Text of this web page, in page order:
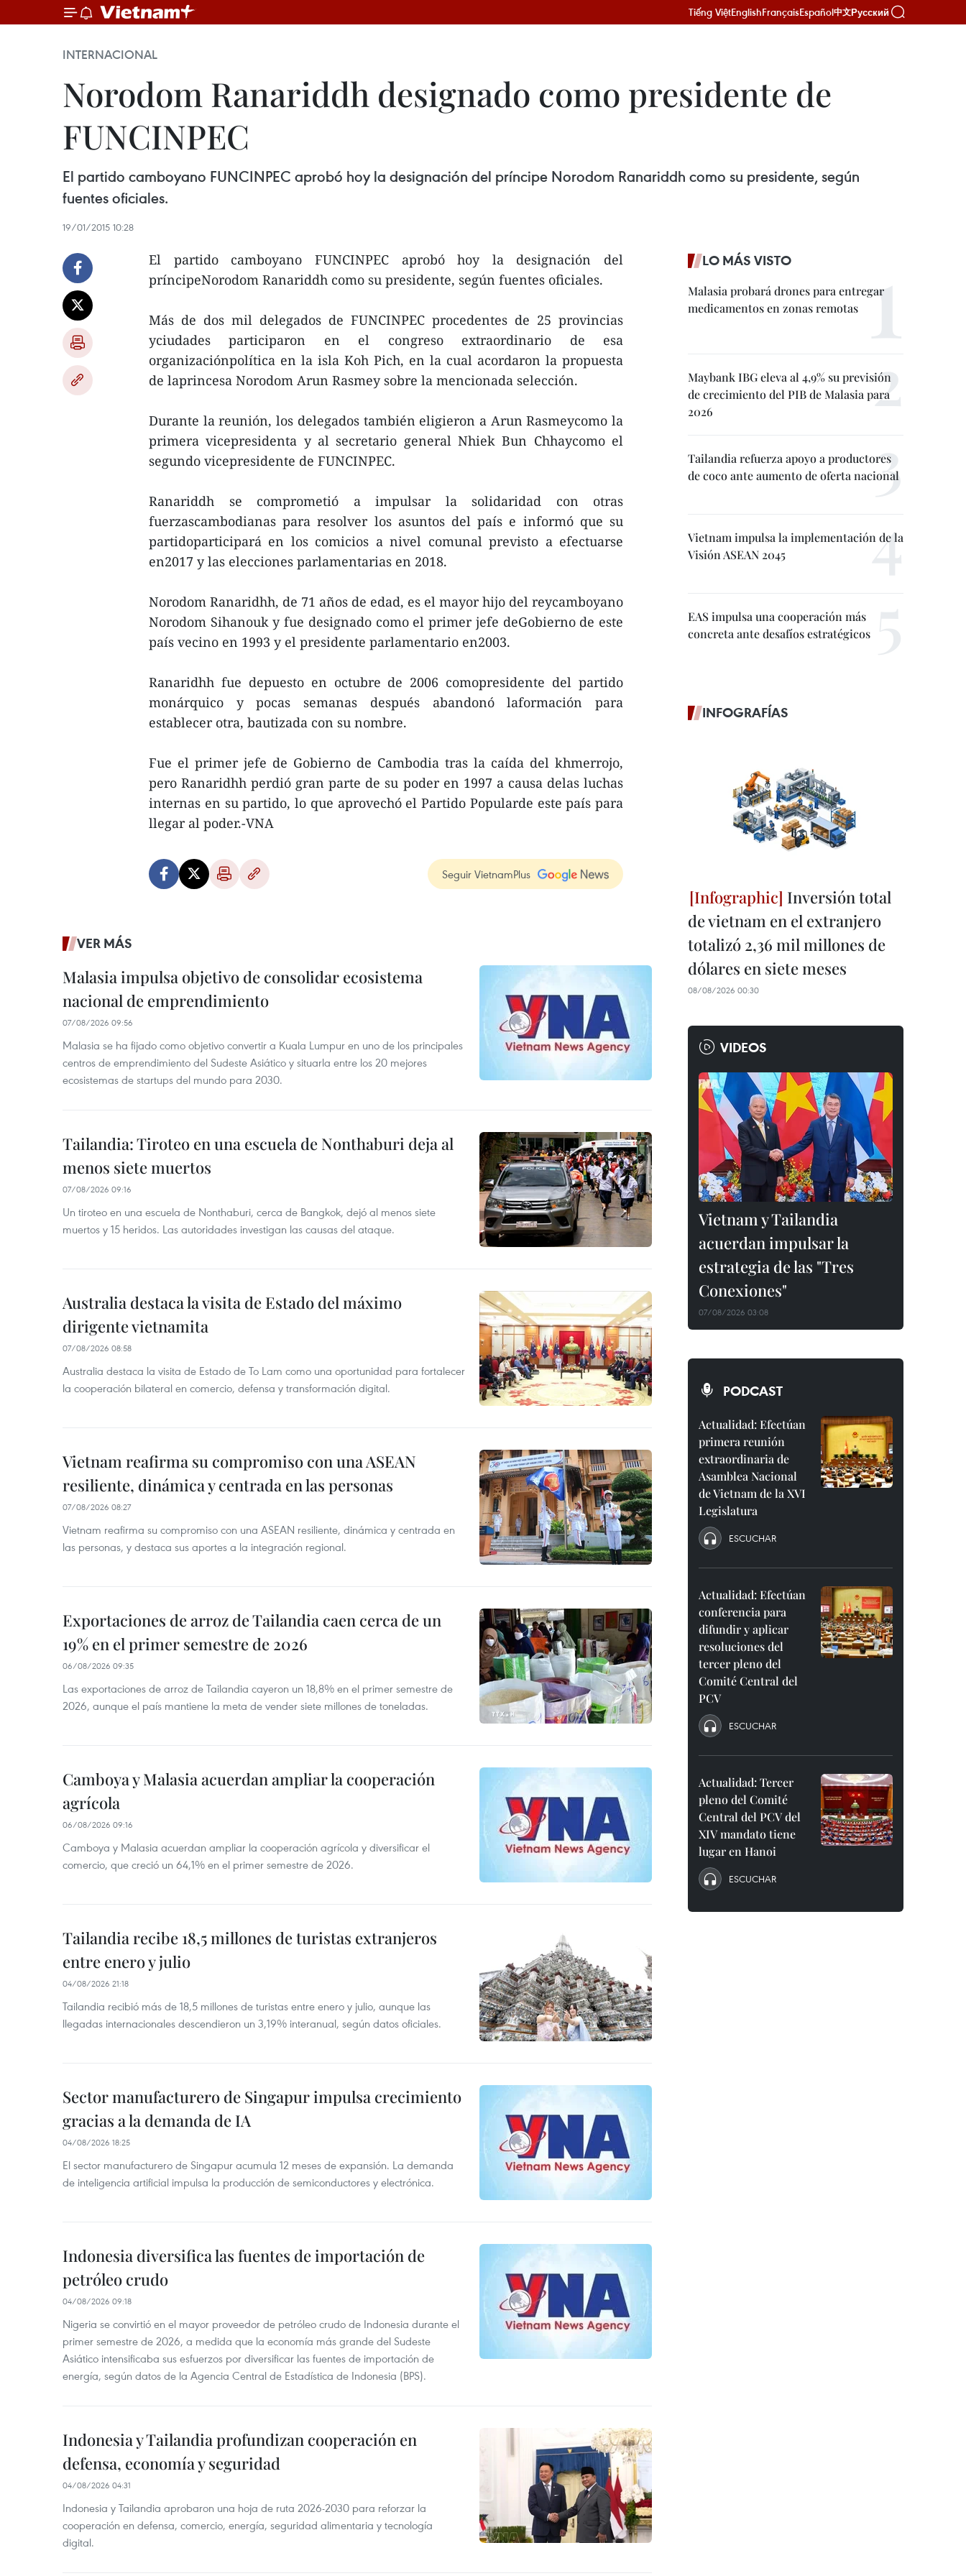
Tiếng ViệtEnglishFrançaisEspañol中文Русский
INTERNACIONAL
Norodom Ranariddh designado como presidente de
FUNCINPEC
El partido camboyano FUNCINPEC aprobó hoy la designación del príncipe Norodom Ranariddh como su presidente, según
fuentes oficiales.
19/01/2015 10:28
El partido camboyano FUNCINPEC aprobó hoy la designación del
príncipeNorodom Ranariddh como su presidente, según fuentes oficiales.
Más de dos mil delegados de FUNCINPEC procedentes de 25 provincias
yciudades participaron en el congreso extraordinario de esa
organizaciónpolítica en la isla Koh Pich, en la cual acordaron la propuesta
de laprincesa Norodom Arun Rasmey sobre la mencionada selección.
Durante la reunión, los delegados también eligieron a Arun Rasmeycomo la
primera vicepresidenta y al secretario general Nhiek Bun Chhaycomo el
segundo vicepresidente de FUNCINPEC.
Ranariddh se comprometió a impulsar la solidaridad con otras
fuerzascambodianas para resolver los asuntos del país e informó que su
partidoparticipará en los comicios a nivel comunal previsto a efectuarse
en2017 y las elecciones parlamentarias en 2018.
Norodom Ranaridhh, de 71 años de edad, es el mayor hijo del reycamboyano
Norodom Sihanouk y fue designado como el primer jefe deGobierno de este
país vecino en 1993 y el presidente parlamentario en2003.
Ranaridhh fue depuesto en octubre de 2006 comopresidente del partido
monárquico y pocas semanas después abandonó laformación para
establecer otra, bautizada con su nombre.
Fue el primer jefe de Gobierno de Cambodia tras la caída del khmerrojo,
pero Ranaridhh perdió gran parte de su poder en 1997 a causa delas luchas
internas en su partido, lo que aprovechó el Partido Popularde este país para
llegar al poder.-VNA
Seguir VietnamPlus
VER MÁS
Malasia impulsa objetivo de consolidar ecosistema
nacional de emprendimiento
07/08/2026 09:56
Malasia se ha fijado como objetivo convertir a Kuala Lumpur en uno de los principales
centros de emprendimiento del Sudeste Asiático y situarla entre los 20 mejores
ecosistemas de startups del mundo para 2030.
Tailandia: Tiroteo en una escuela de Nonthaburi deja al
menos siete muertos
07/08/2026 09:16
Un tiroteo en una escuela de Nonthaburi, cerca de Bangkok, dejó al menos siete
muertos y 15 heridos. Las autoridades investigan las causas del ataque.
Australia destaca la visita de Estado del máximo
dirigente vietnamita
07/08/2026 08:58
Australia destaca la visita de Estado de To Lam como una oportunidad para fortalecer
la cooperación bilateral en comercio, defensa y transformación digital.
Vietnam reafirma su compromiso con una ASEAN
resiliente, dinámica y centrada en las personas
07/08/2026 08:27
Vietnam reafirma su compromiso con una ASEAN resiliente, dinámica y centrada en
las personas, y destaca sus aportes a la integración regional.
Exportaciones de arroz de Tailandia caen cerca de un
19% en el primer semestre de 2026
06/08/2026 09:35
Las exportaciones de arroz de Tailandia cayeron un 18,8% en el primer semestre de
2026, aunque el país mantiene la meta de vender siete millones de toneladas.
Camboya y Malasia acuerdan ampliar la cooperación
agrícola
06/08/2026 09:16
Camboya y Malasia acuerdan ampliar la cooperación agrícola y diversificar el
comercio, que creció un 64,1% en el primer semestre de 2026.
Tailandia recibe 18,5 millones de turistas extranjeros
entre enero y julio
04/08/2026 21:18
Tailandia recibió más de 18,5 millones de turistas entre enero y julio, aunque las
llegadas internacionales descendieron un 3,19% interanual, según datos oficiales.
Sector manufacturero de Singapur impulsa crecimiento
gracias a la demanda de IA
04/08/2026 18:25
El sector manufacturero de Singapur acumula 12 meses de expansión. La demanda
de inteligencia artificial impulsa la producción de semiconductores y electrónica.
Indonesia diversifica las fuentes de importación de
petróleo crudo
04/08/2026 09:18
Nigeria se convirtió en el mayor proveedor de petróleo crudo de Indonesia durante el
primer semestre de 2026, a medida que la economía más grande del Sudeste
Asiático intensificaba sus esfuerzos por diversificar las fuentes de importación de
energía, según datos de la Agencia Central de Estadística de Indonesia (BPS).
Indonesia y Tailandia profundizan cooperación en
defensa, economía y seguridad
04/08/2026 04:31
Indonesia y Tailandia aprobaron una hoja de ruta 2026-2030 para reforzar la
cooperación en defensa, comercio, energía, seguridad alimentaria y tecnología
digital.
LO MÁS VISTO
Malasia probará drones para entregar
medicamentos en zonas remotas
Maybank IBG eleva al 4,9% su previsión
de crecimiento del PIB de Malasia para
2026
Tailandia refuerza apoyo a productores
de coco ante aumento de oferta nacional
Vietnam impulsa la implementación de la
Visión ASEAN 2045
EAS impulsa una cooperación más
concreta ante desafíos estratégicos
INFOGRAFÍAS
Inversión total
de vietnam en el extranjero
totalizó 2,36 mil millones de
dólares en siete meses
08/08/2026 00:30
VIDEOS
Vietnam y Tailandia
acuerdan impulsar la
estrategia de las "Tres
Conexiones"
07/08/2026 03:08
PODCAST
Actualidad: Efectúan
primera reunión
extraordinaria de
Asamblea Nacional
de Vietnam de la XVI
Legislatura
ESCUCHAR
Actualidad: Efectúan
conferencia para
difundir y aplicar
resoluciones del
tercer pleno del
Comité Central del
PCV
ESCUCHAR
Actualidad: Tercer
pleno del Comité
Central del PCV del
XIV mandato tiene
lugar en Hanoi
ESCUCHAR